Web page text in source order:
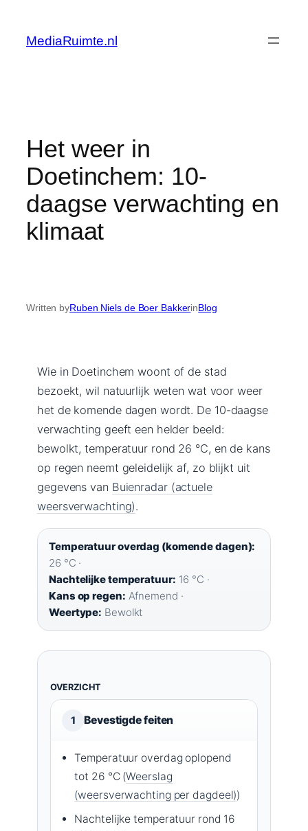
content
MediaRuimte.nl
Het weer in
Doetinchem: 10-
daagse verwachting en
klimaat
Written byRuben Niels de Boer BakkerinBlog
Wie in Doetinchem woont of de stad
bezoekt, wil natuurlijk weten wat voor weer
het de komende dagen wordt. De 10-daagse
verwachting geeft een helder beeld:
bewolkt, temperatuur rond 26 °C, en de kans
op regen neemt geleidelijk af, zo blijkt uit
gegevens van Buienradar (actuele
weersverwachting).
Temperatuur overdag (komende dagen):
26 °C ·
Nachtelijke temperatuur: 16 °C ·
Kans op regen: Afnemend ·
Weertype: Bewolkt
OVERZICHT
1 Bevestigde feiten
Temperatuur overdag oplopend
tot 26 °C (Weerslag
(weersverwachting per dagdeel))
Nachtelijke temperatuur rond 16